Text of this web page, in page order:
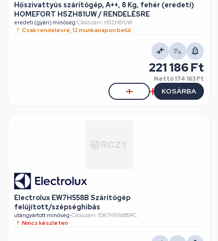
Hőszivattyús szárítógép, A++, 8 Kg, fehér (eredeti)
HOMEFORT HSZH81UW / RENDELÉSRE
eredeti (gyári) minőség•Cikkszám: HSZH81UW
Csak rendelésre, 12 munkanapon belül
221 186 Ft
Nettó174 163 Ft
KOSÁRBA
Electrolux EW7H558B Szárítógép
felújított/szépséghibás
utángyártott minőség•Cikkszám: EW7H558BSPC
Nincs készleten